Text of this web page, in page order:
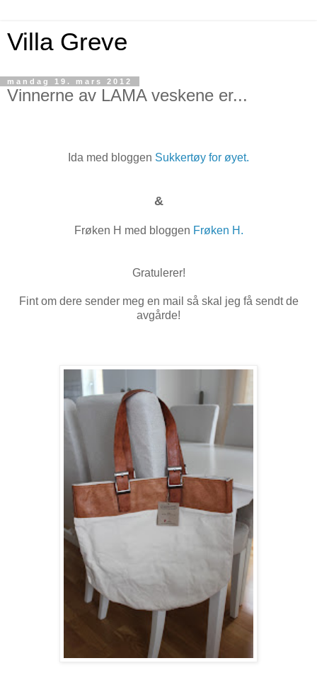
Villa Greve
mandag 19. mars 2012
Vinnerne av LAMA veskene er...
Ida med bloggen Sukkertøy for øyet.
&
Frøken H med bloggen Frøken H.
Gratulerer!
Fint om dere sender meg en mail så skal jeg få sendt de
avgårde!